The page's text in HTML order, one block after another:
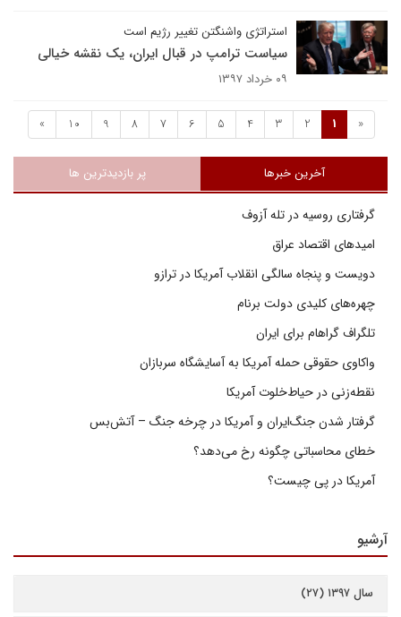
استراتژی واشنگتن تغییر رژیم است
سیاست ترامپ در قبال ایران، یک نقشه خیالی
۰۹ خرداد ۱۳۹۷
«
1
2
3
4
5
6
7
8
9
10
»
آخرین خبرها پر بازدیدترین ها
گرفتاری روسیه در تله آزوف
امیدهای اقتصاد عراق
دویست و پنجاه سالگی انقلاب آمریکا در ترازو
چهره‌های کلیدی دولت برنام
تلگراف گراهام برای ایران
واکاوی حقوقی حمله آمریکا به آسایشگاه سربازان
نقطه‌زنی در حیاط‌خلوت آمریکا
گرفتار شدن جنگ‌ایران و آمریکا در چرخه جنگ – آتش‌بس
خطای محاسباتی چگونه رخ می‌دهد؟
آمریکا در پی چیست؟
آرشیو
سال ۱۳۹۷ (۲۷)